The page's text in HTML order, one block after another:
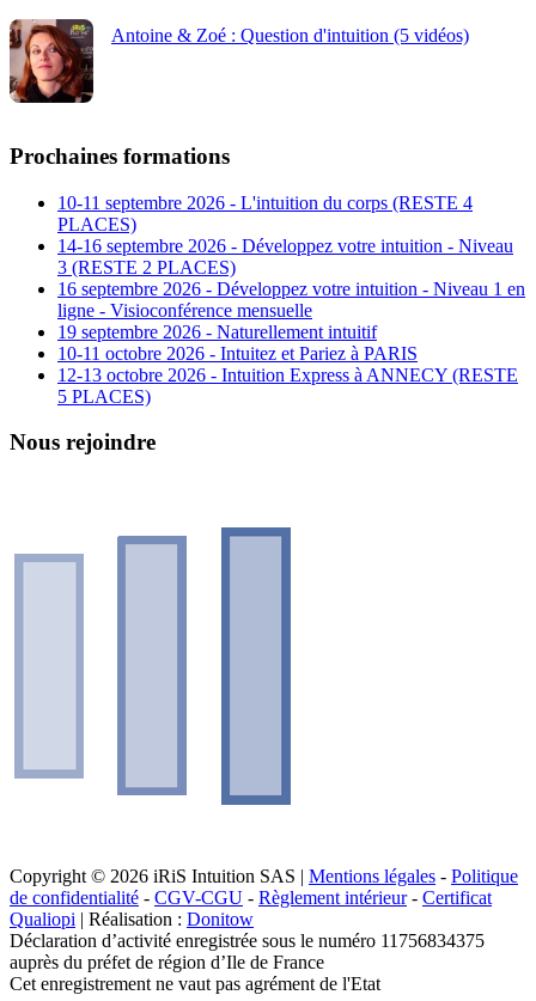
Antoine & Zoé : Question d'intuition (5 vidéos)
Prochaines formations
10-11 septembre 2026 - L'intuition du corps (RESTE 4
PLACES)
14-16 septembre 2026 - Développez votre intuition - Niveau
3 (RESTE 2 PLACES)
16 septembre 2026 - Développez votre intuition - Niveau 1 en
ligne - Visioconférence mensuelle
19 septembre 2026 - Naturellement intuitif
10-11 octobre 2026 - Intuitez et Pariez à PARIS
12-13 octobre 2026 - Intuition Express à ANNECY (RESTE
5 PLACES)
Nous rejoindre
Copyright © 2026 iRiS Intuition SAS | Mentions légales - Politique
de confidentialité - CGV-CGU - Règlement intérieur- Certificat
Qualiopi | Réalisation : Donitow
Déclaration d’activité enregistrée sous le numéro 11756834375
auprès du préfet de région d’Ile de France
Cet enregistrement ne vaut pas agrément de l'Etat